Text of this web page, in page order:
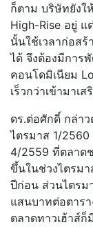
ก็ตาม บริษัทยัง
High-Rise อยู่
นั้นใช้เวลาก่อสร้
ได้ จึงต้องมีการ
คอนโดมิเนียม
เร็วกว่าเข้ามาเส
ดร.ต่อศักดิ์ กล่า
ไตรมาส 1/
4/2559 ที่ตลาด
ขึ้นในช่วงไตรมา
ปีก่อน ส่วนไตรม
แสนบาทต่อตารา
ตลาดทาวเฮ้าส์